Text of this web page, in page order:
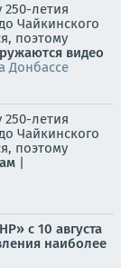
летия
Чайкинского
поэтому
видео
Донбассе
летия
Чайкинского
поэтому
|
с 10 августа
наиболее